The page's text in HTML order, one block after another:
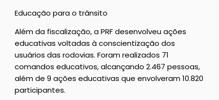
Educação para o trânsito
Além da fiscalização, a PRF desenvolveu ações
educativas voltadas à conscientização dos
usuários das rodovias. Foram realizados 71
comandos educativos, alcançando 2.467 pessoas,
além de 9 ações educativas que envolveram 10.820
participantes.